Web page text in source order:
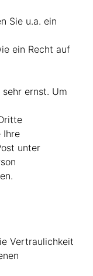
Sie u.a. ein
ein Recht auf
ernst. Um
Ihre
unter
Vertraulichkeit